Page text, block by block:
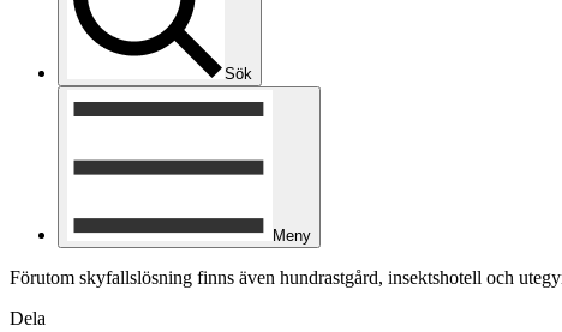
Sök
Meny
Förutom skyfallslösning finns även hundrastgård, insektshotell och
Dela